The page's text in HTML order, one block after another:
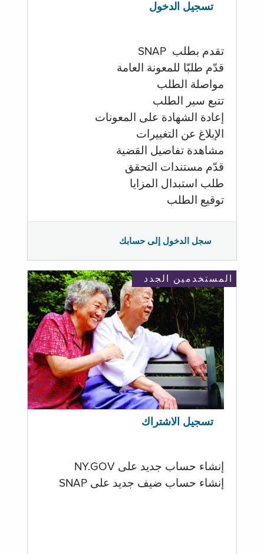
تسجيل الدخول
تقدم بطلب SNAP
قدّم طلبّا للمعونة العامة
مواصلة الطلب
تتبع سير الطلب
إعادة الشهادة على المعونات
الإبلاغ عن التغييرات
مشاهدة تفاصيل القضية
قدّم مستندات التحقق
طلب استبدال المزايا
توقيع الطلب
سجل الدخول إلى حسابك
المستخدمين الجدد
تسجيل الاشتراك
إنشاء حساب جديد على NY.GOV
إنشاء حساب ضيف جديد على SNAP